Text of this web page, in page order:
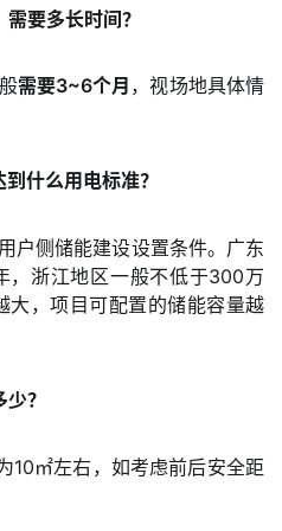
要多长时间？
需要3~6个月 ，视场地具体情
什么用电标准？
户侧储能建设设置条件。广东
浙江地区一般不低于300万
大，项目可配置的储能容量越
？
10㎡左右，如考虑前后安全距